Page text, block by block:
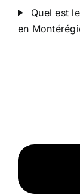
Quel est
en